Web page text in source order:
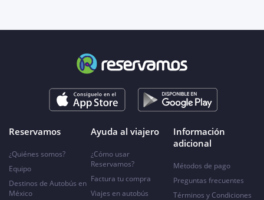
Reservamos
¿Quiénes somos?
Equipo
Destinos de Autobús en
México
Ayuda al viajero
¿Cómo usar
Reservamos?
Factura tu compra
Viajes en autobús
Información
adicional
Métodos de pago
Preguntas frecuentes
Términos y Condiciones